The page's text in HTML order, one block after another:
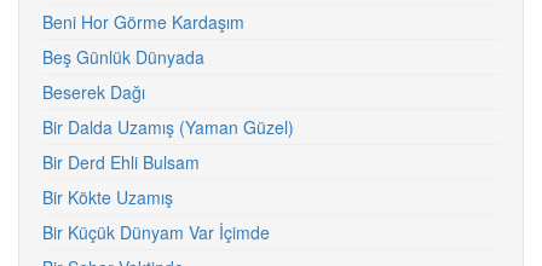
Beni Hor Görme Kardaşım
Beş Günlük Dünyada
Beserek Dağı
Bir Dalda Uzamış (Yaman Güzel)
Bir Derd Ehli Bulsam
Bir Kökte Uzamış
Bir Küçük Dünyam Var İçimde